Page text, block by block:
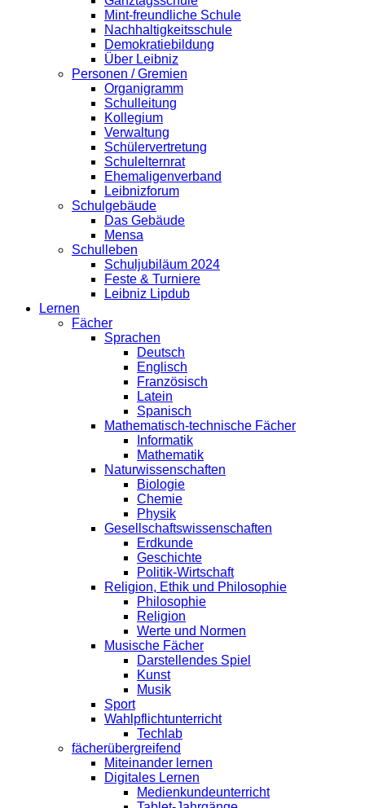
Mint-freundliche Schule
Nachhaltigkeitsschule
Demokratiebildung
Über Leibniz
Personen / Gremien
Organigramm
Schulleitung
Kollegium
Verwaltung
Schülervertretung
Schulelternrat
Ehemaligenverband
Leibnizforum
Schulgebäude
Das Gebäude
Mensa
Schulleben
Schuljubiläum 2024
Feste & Turniere
Leibniz Lipdub
Lernen
Fächer
Sprachen
Deutsch
Englisch
Französisch
Latein
Spanisch
Mathematisch-technische Fächer
Informatik
Mathematik
Naturwissenschaften
Biologie
Chemie
Physik
Gesellschaftswissenschaften
Erdkunde
Geschichte
Politik-Wirtschaft
Religion, Ethik und Philosophie
Philosophie
Religion
Werte und Normen
Musische Fächer
Darstellendes Spiel
Kunst
Musik
Sport
Wahlpflichtunterricht
Techlab
fächerübergreifend
Miteinander lernen
Digitales Lernen
Medienkundeunterricht